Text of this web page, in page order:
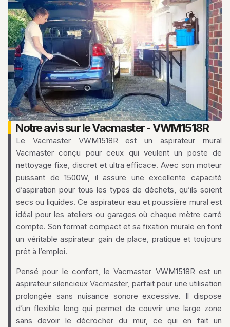
Notre avis sur le Vacmaster - VWM1518R
Le Vacmaster VWM1518R est un aspirateur mural
Vacmaster conçu pour ceux qui veulent un poste de
nettoyage fixe, discret et ultra efficace. Avec son moteur
puissant de 1500W, il assure une excellente capacité
d’aspiration pour tous les types de déchets, qu’ils soient
secs ou liquides. Ce aspirateur eau et poussière mural est
idéal pour les ateliers ou garages où chaque mètre carré
compte. Son format compact et sa fixation murale en font
un véritable aspirateur gain de place, pratique et toujours
prêt à l’emploi.
Pensé pour le confort, le Vacmaster VWM1518R est un
aspirateur silencieux Vacmaster, parfait pour une utilisation
prolongée sans nuisance sonore excessive. Il dispose
d’un flexible long qui permet de couvrir une large zone
sans devoir le décrocher du mur, ce qui en fait un